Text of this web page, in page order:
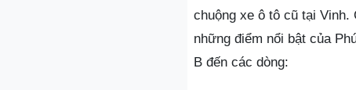
chuộng xe ô tô cũ tại
những điểm nổi bật của
B đến các dòng: